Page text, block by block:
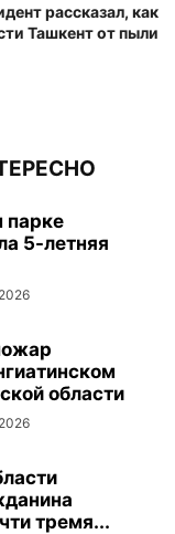
рассказал, как
Ташкент от пыли
парке
5-летняя
области
тремя...